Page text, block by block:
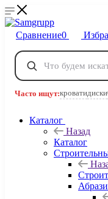
Сравнение0
Телефоны
8 800 222-40-09
Часто ищут:кроватидиски
Каталог
Назад
Каталог